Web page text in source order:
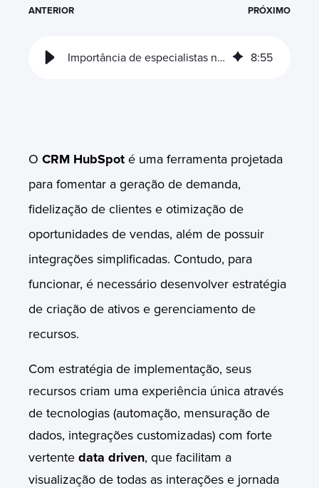
ANTERIOR PRÓXIMO
Importância de especialistas na consultoria HubSpot 8:55
O CRM HubSpot é uma ferramenta projetada
para fomentar a geração de demanda,
fidelização de clientes e otimização de
oportunidades de vendas, além de possuir
integrações simplificadas. Contudo, para
funcionar, é necessário desenvolver estratégia
de criação de ativos e gerenciamento de
recursos.
Com estratégia de implementação, seus
recursos criam uma experiência única através
de tecnologias (automação, mensuração de
dados, integrações customizadas) com forte
vertente data driven, que facilitam a
visualização de todas as interações e jornada